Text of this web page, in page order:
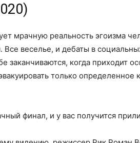
мрачную реальность эгоизма
веселье, и дебаты в
заканчиваются, когда приходит
только определенное
финал, и у вас получится